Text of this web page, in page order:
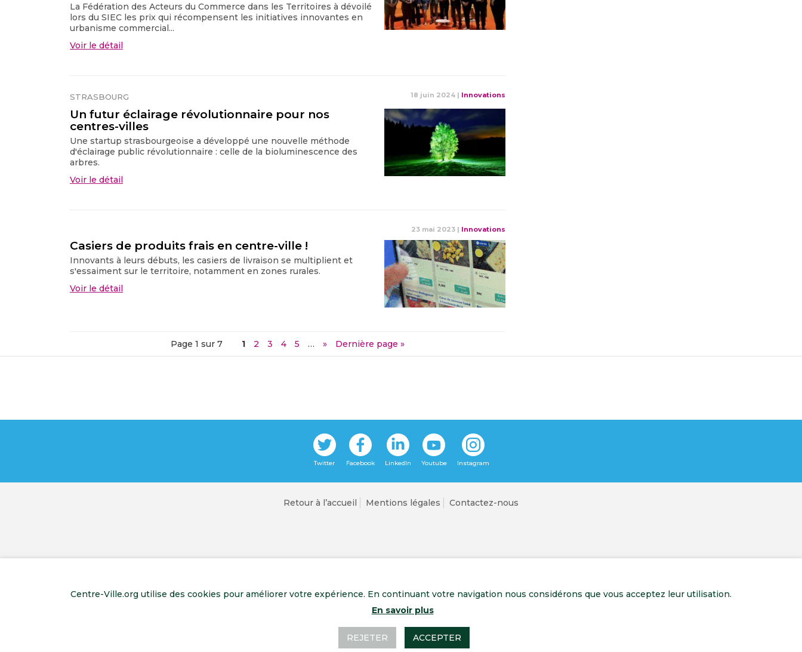
La Fédération des Acteurs du Commerce dans les Territoires à dévoilé
lors du SIEC les prix qui récompensent les initiatives innovantes en
urbanisme commercial...
Voir le détail
STRASBOURG 18 juin 2024| Innovations
Un futur éclairage révolutionnaire pour nos
centres-villes
Une startup strasbourgeoise a développé une nouvelle méthode
d'éclairage public révolutionnaire : celle de la bioluminescence des
arbres.
Voir le détail
23 mai 2023| Innovations
Casiers de produits frais en centre-ville !
Innovants à leurs débuts, les casiers de livraison se multiplient et
s'essaiment sur le territoire, notamment en zones rurales.
Voir le détail
Page 1 sur 7 1 2 3 4 5 … » Dernière page »
Retour à l’accueil Mentions légales Contactez-nous
Centre-Ville.org utilise des cookies pour améliorer votre expérience. En continuant votre navigation nous considérons que vous acceptez leur utilisation.
En savoir plus
REJETER ACCEPTER